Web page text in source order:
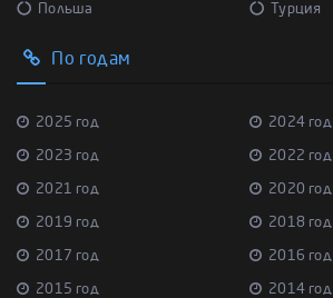
Польша Турция
По годам
2025 год 2024 год
2023 год 2022 год
2021 год 2020 год
2019 год 2018 год
2017 год 2016 год
2015 год 2014 год